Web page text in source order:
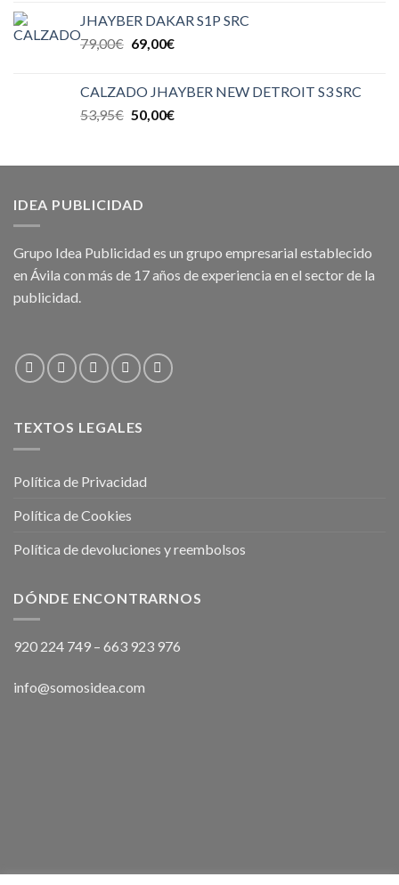
JHAYBER DAKAR S1P SRC
79,00€ 69,00€
CALZADO JHAYBER NEW DETROIT S3 SRC
53,95€ 50,00€
IDEA PUBLICIDAD
Grupo Idea Publicidad es un grupo empresarial establecido
en Ávila con más de 17 años de experiencia en el sector de la
publicidad.
TEXTOS LEGALES
Política de Privacidad
Política de Cookies
Política de devoluciones y reembolsos
DÓNDE ENCONTRARNOS
920 224 749 – 663 923 976
info@somosidea.com